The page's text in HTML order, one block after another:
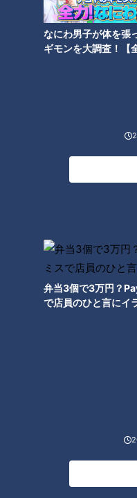
なにわ男子が体を張
ギモンを大調査！【
弁当3個で3万円？
で店員のひと言にイ
イチボ・マキ・はとちまき…
『牛肉の部位、年々増えて
か…ハナコ岡部が険しすぎる
ジした専門家も驚く